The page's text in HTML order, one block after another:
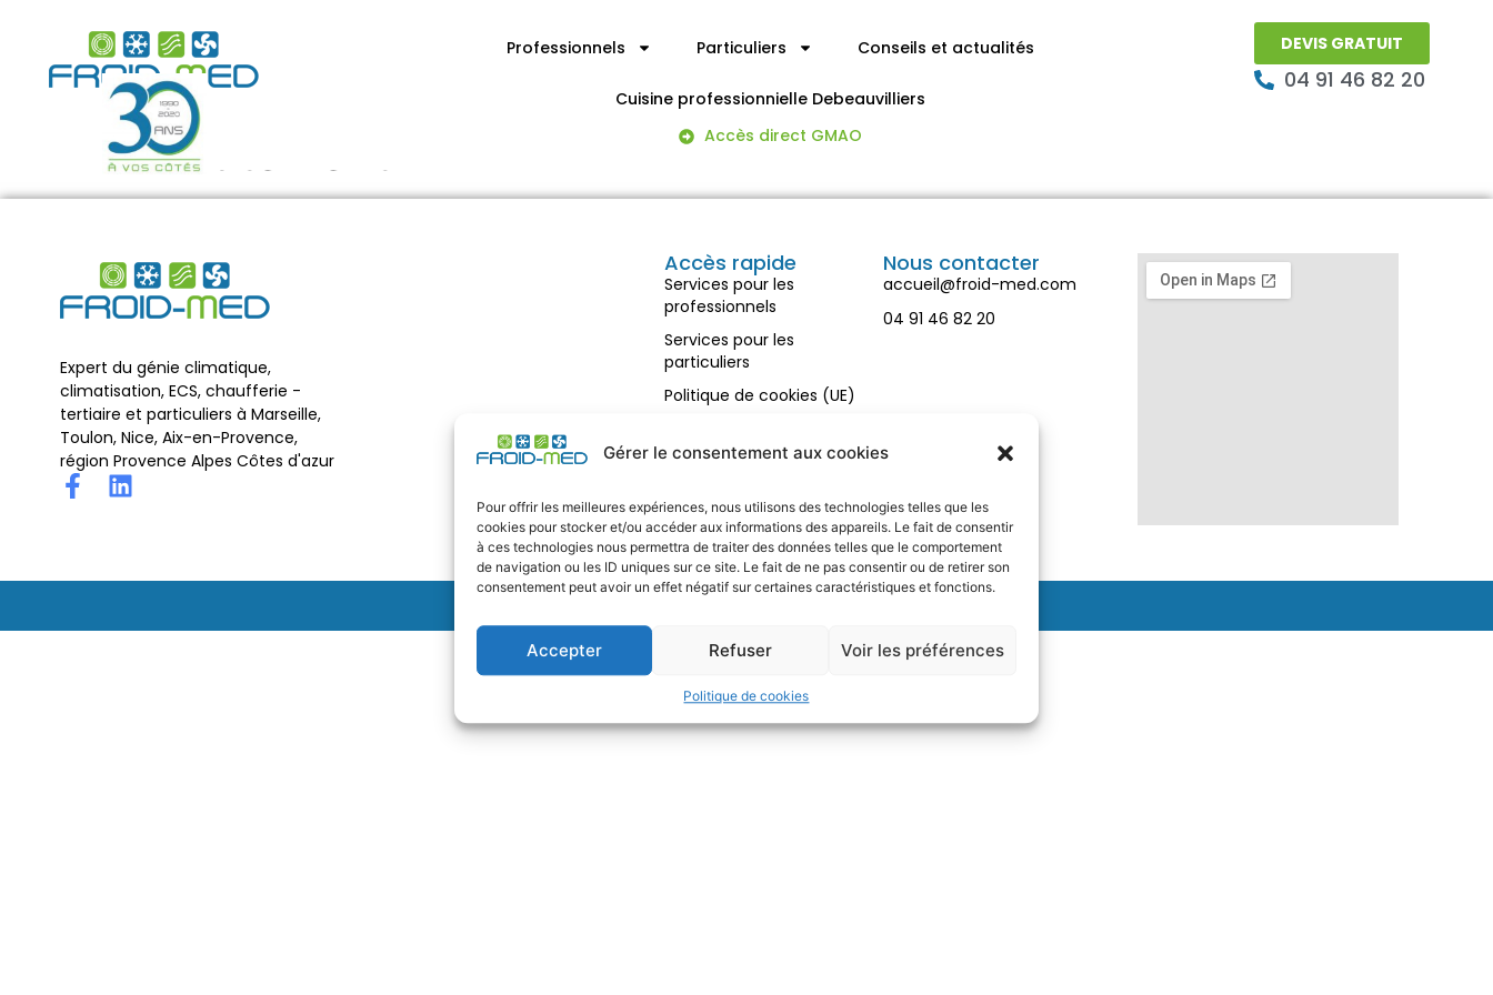
Gérer le consentement aux cookies
Pour offrir les meilleures expériences, nous utilisons des technologies telles que les
cookies pour stocker et/ou accéder aux informations des appareils. Le fait de consentir
à ces technologies nous permettra de traiter des données telles que le comportement
de navigation ou les ID uniques sur ce site. Le fait de ne pas consentir ou de retirer son
consentement peut avoir un effet négatif sur certaines caractéristiques et fonctions.
Accepter Refuser Voir les préférences
Politique de cookies
Professionnels Particuliers Conseils et actualités
Cuisine professionnielle Debeauvilliers
Accès direct GMAO
DEVIS GRATUIT
04 91 46 82 20
Recrutement
Expert du génie climatique,
climatisation, ECS, chaufferie -
tertiaire et particuliers à Marseille,
Toulon, Nice, Aix-en-Provence,
région Provence Alpes Côtes d'azur
Accès rapide
Services pour les
professionnels
Services pour les
particuliers
Politique de cookies (UE)
Recrutement
Nous contacter
accueil@froid-med.com
04 91 46 82 20
© 2024 Froid-Med